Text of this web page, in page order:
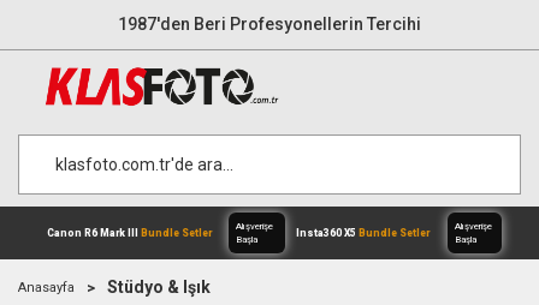
1987'den Beri Profesyonellerin Tercihi
Anasayfa Stüdyo & Işık